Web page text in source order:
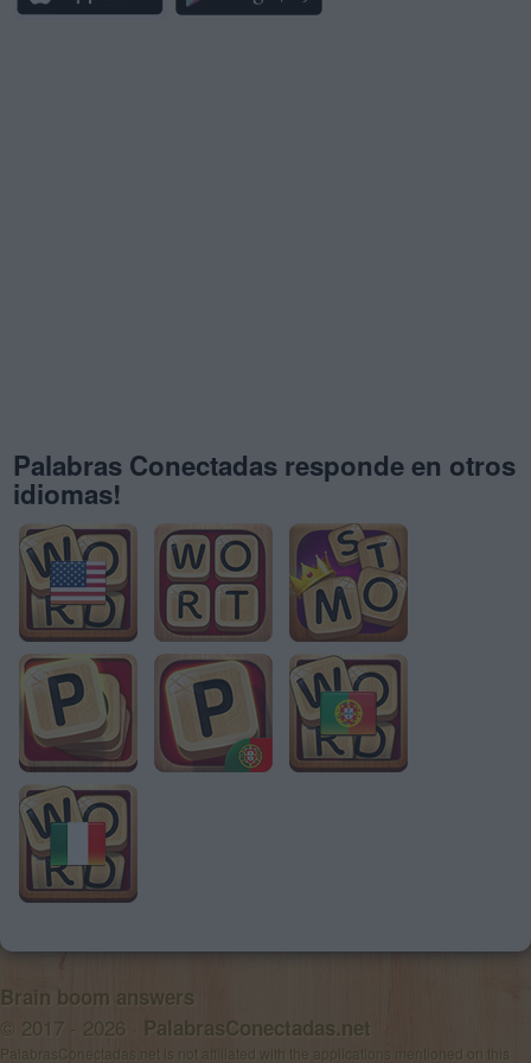
Palabras Conectadas responde en otros
idiomas!
Brain boom answers
© 2017 - 2026 · PalabrasConectadas.net
PalabrasConectadas.net is not affiliated with the applications mentioned on this